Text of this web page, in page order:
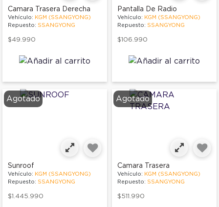
Camara Trasera Derecha
Vehículo: KGM (SSANGYONG)
Repuesto: SSANGYONG
$49.990
Pantalla De Radio
Vehículo: KGM (SSANGYONG)
Repuesto: SSANGYONG
$106.990
Agotado
Sunroof
Vehículo: KGM (SSANGYONG)
Repuesto: SSANGYONG
$1.445.990
Agotado
Camara Trasera
Vehículo: KGM (SSANGYONG)
Repuesto: SSANGYONG
$511.990